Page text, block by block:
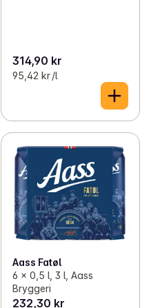
314,90 kr
95,42 kr /l
Aass Fatøl
6 x 0,5 l, 3 l, Aass
Bryggeri
232,30 kr